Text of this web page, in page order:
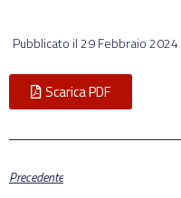
Pubblicato il29 Febbraio 2024
Scarica PDF
Precedente